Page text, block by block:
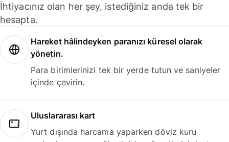
İhtiyacınız olan her şey, istediğiniz anda tek bir
hesapta.
Hareket hâlindeyken paranızı küresel olarak
yönetin.
Para birimlerinizi tek bir yerde tutun ve saniyeler
içinde çevirin.
Uluslararası kart
Yurt dışında harcama yaparken döviz kuru